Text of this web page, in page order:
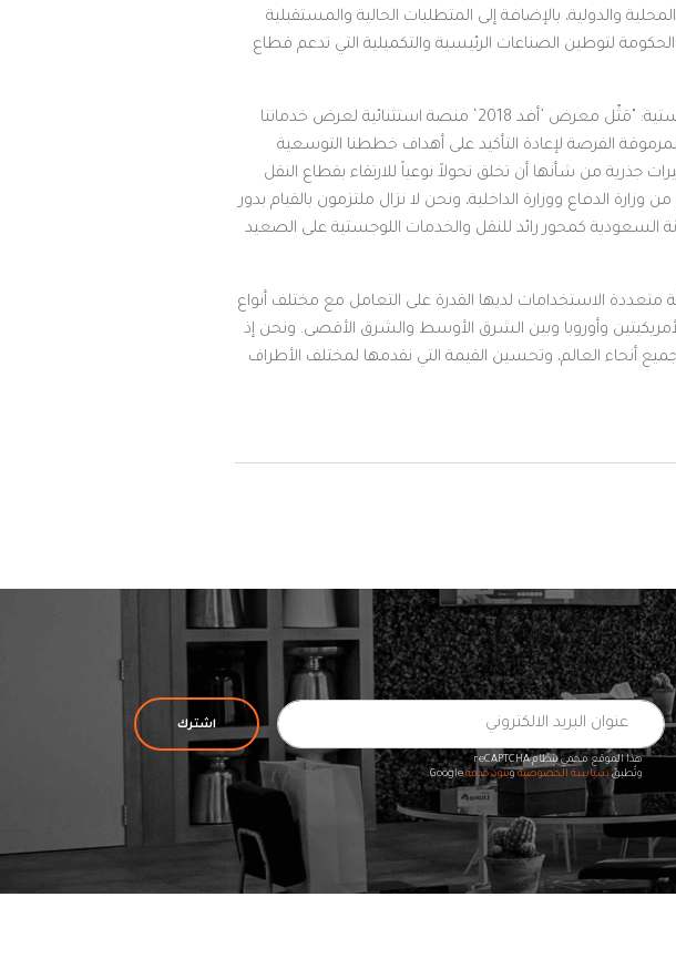
والدولية، بالإضافة إلى المتطلبات الحالية والمستقبلية
2030، ركز المعرض على استراتيجية الحكومة لتوطين الصناعات الرئيسية والتكميلية التي تدعم قطاع
وفي هذا الصدد، قال السيد أحمد بن محمد الغيث، رئيس قطاع البحري للخدمات اللوجستية: "مَثّل معرض ’أفد 2018‘ منصة استثنائية لعرض خدماتنا
الفرصة لإعادة التأكيد على أهداف خططنا التوسعية
من شأنها أن تخلق تحولاً نوعياً للارتقاء بقطاع النقل
الدفاع ووزارة الداخلية، ونحن لا نزال ملتزمون بالقيام بدور
2030، والتي تهدف إلى تعزيز مكانة السعودية كمحور رائد للنقل والخدمات اللوجستية على الصعيد
الاستخدامات لديها القدرة على التعامل مع مختلف أنواع
وأوروبا وبين الشرق الأوسط والشرق الأقصى. ونحن إذ
أنحاء العالم، وتحسين القيمة التي نقدمها لمختلف الأطراف
اشترك
هذا الموقع محمي بنظام reCAPTCHA
وتُطبقسياسة الخصوصيةوبنود خدمةGoogle.